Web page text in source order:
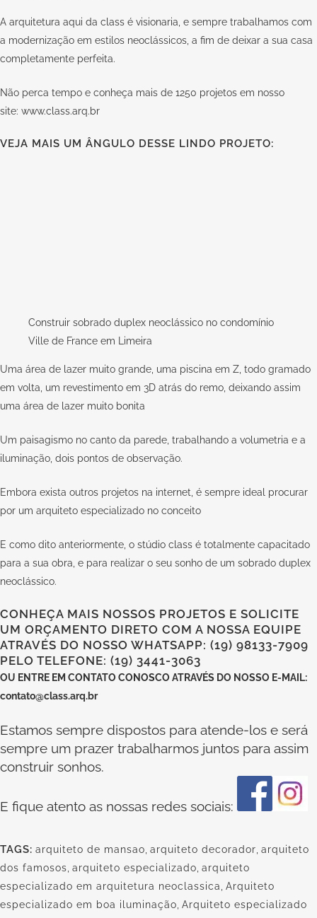
A arquitetura aqui da class é visionaria, e sempre trabalhamos com
a modernização em estilos neoclássicos, a fim de deixar a sua casa
completamente perfeita.
Não perca tempo e conheça mais de 1250 projetos em nosso
site: www.class.arq.br
VEJA MAIS UM ÂNGULO DESSE LINDO PROJETO:
Construir sobrado duplex neoclássico no condomínio
Ville de France em Limeira
Uma área de lazer muito grande, uma piscina em Z, todo gramado
em volta, um revestimento em 3D atrás do remo, deixando assim
uma área de lazer muito bonita
Um paisagismo no canto da parede, trabalhando a volumetria e a
iluminação, dois pontos de observação.
Embora exista outros projetos na internet, é sempre ideal procurar
por um arquiteto especializado no conceito
E como dito anteriormente, o stúdio class é totalmente capacitado
para a sua obra, e para realizar o seu sonho de um sobrado duplex
neoclássico.
CONHEÇA MAIS NOSSOS PROJETOS E SOLICITE
UM ORÇAMENTO DIRETO COM A NOSSA EQUIPE
ATRAVÉS DO NOSSO WHATSAPP: (19) 98133-7909
PELO TELEFONE: (19) 3441-3063
OU ENTRE EM CONTATO CONOSCOATRAVÉS DO NOSSO E-MAIL:
contato@class.arq.br
Estamos sempre dispostos para atende-los e será
sempre um prazer trabalharmos juntos para assim
construir sonhos.
E fique atento as nossas redes sociais:
TAGS: arquiteto de mansao arquiteto decorador arquiteto
dos famosos arquiteto especializado arquiteto
especializado em arquitetura neoclassica Arquiteto
especializado em boa iluminação Arquiteto especializado